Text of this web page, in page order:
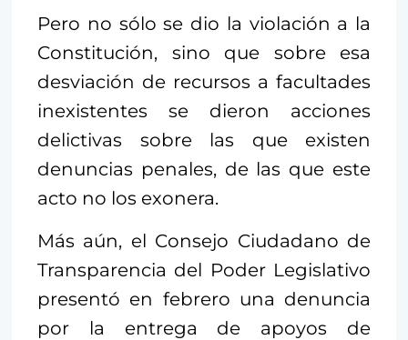
Pero no sólo se dio la violación a la
Constitución, sino que sobre esa
desviación de recursos a facultades
inexistentes se dieron acciones
delictivas sobre las que existen
denuncias penales, de las que este
acto no los exonera.
Más aún, el Consejo Ciudadano de
Transparencia del Poder Legislativo
presentó en febrero una denuncia
por la entrega de apoyos de